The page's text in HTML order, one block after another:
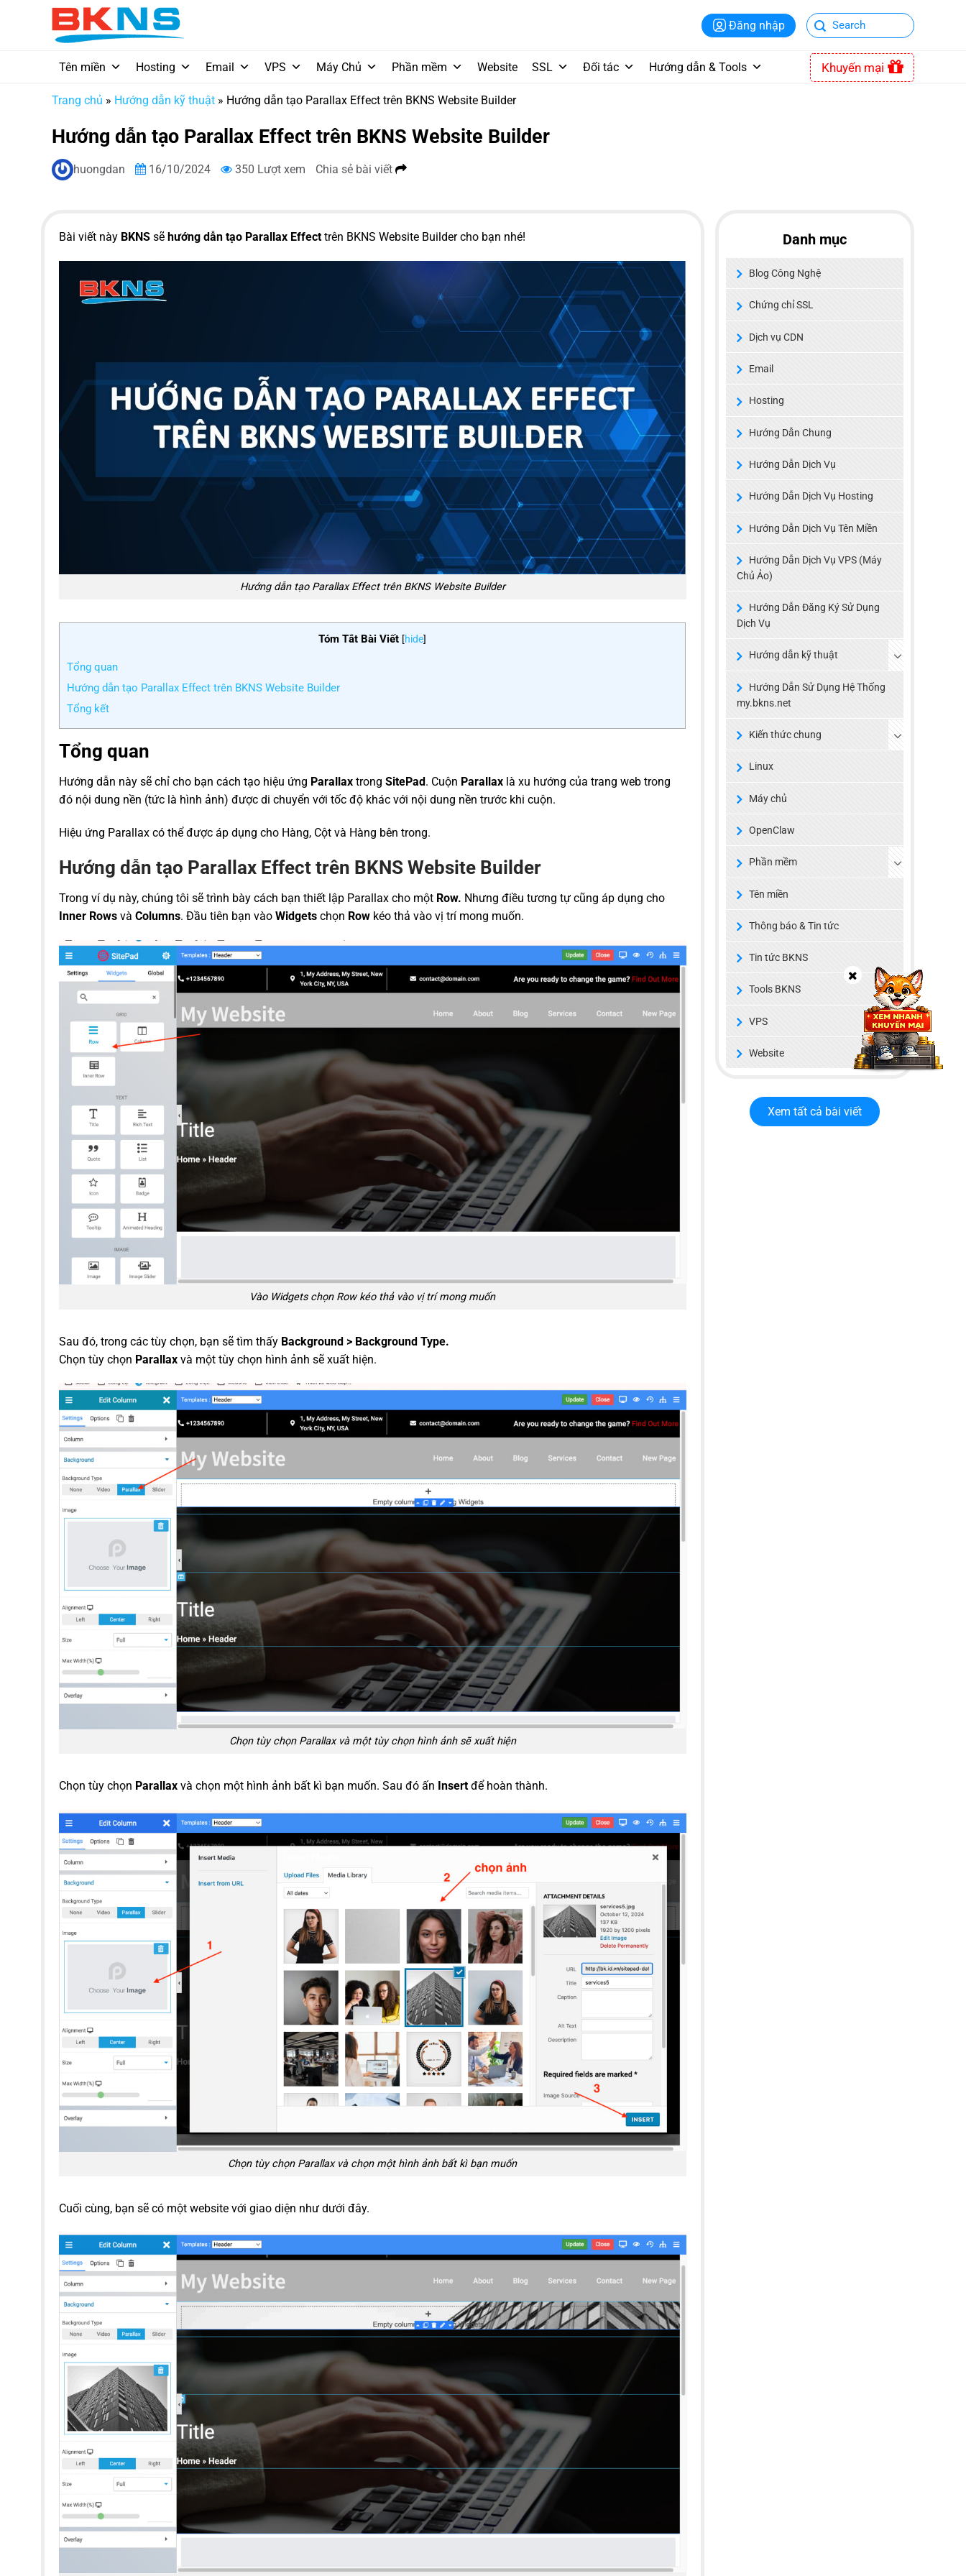
Đăng nhập
Tên miền Hosting Email VPS Máy Chủ Phần mềm Website SSL Đối tác Hướng dẫn & Tools Khuyến mại
Trang chủ » Hướng dẫn kỹ thuật » Hướng dẫn tạo Parallax Effect trên BKNS Website Builder
Hướng dẫn tạo Parallax Effect trên BKNS Website Builder
huongdan 16/10/2024 350 Lượt xem Chia sẻ bài viết
Bài viết này BKNS sẽ hướng dẫn tạo Parallax Effect trên BKNS Website Builder cho bạn nhé!
Hướng dẫn tạo Parallax Effect trên BKNS Website Builder
Tóm Tắt Bài Viết [hide]
Tổng quan
Hướng dẫn tạo Parallax Effect trên BKNS Website Builder
Tổng kết
Tổng quan
Hướng dẫn này sẽ chỉ cho bạn cách tạo hiệu ứng Parallax trong SitePad. Cuộn Parallax là xu hướng của trang web trong
đó nội dung nền (tức là hình ảnh) được di chuyển với tốc độ khác với nội dung nền trước khi cuộn.
Hiệu ứng Parallax có thể được áp dụng cho Hàng, Cột và Hàng bên trong.
Hướng dẫn tạo Parallax Effect trên BKNS Website Builder
Trong ví dụ này, chúng tôi sẽ trình bày cách bạn thiết lập Parallax cho một Row. Nhưng điều tương tự cũng áp dụng cho
Inner Rows và Columns. Đầu tiên bạn vào Widgets chọn Row kéo thả vào vị trí mong muốn.
Vào Widgets chọn Row kéo thả vào vị trí mong muốn
Sau đó, trong các tùy chọn, bạn sẽ tìm thấy Background > Background Type.
Chọn tùy chọn Parallax và một tùy chọn hình ảnh sẽ xuất hiện.
Chọn tùy chọn Parallax và một tùy chọn hình ảnh sẽ xuất hiện
Chọn tùy chọn Parallax và chọn một hình ảnh bất kì bạn muốn. Sau đó ấn Insert để hoàn thành.
Chọn tùy chọn Parallax và chọn một hình ảnh bất kì bạn muốn
Cuối cùng, bạn sẽ có một website với giao diện như dưới đây.
Danh mục
Blog Công Nghệ
Chứng chỉ SSL
Dịch vụ CDN
Email
Hosting
Hướng Dẫn Chung
Hướng Dẫn Dịch Vụ
Hướng Dẫn Dịch Vụ Hosting
Hướng Dẫn Dịch Vụ Tên Miền
Hướng Dẫn Dịch Vụ VPS (Máy
Chủ Ảo)
Hướng Dẫn Đăng Ký Sử Dụng
Dịch Vụ
Hướng dẫn kỹ thuật
Hướng Dẫn Sử Dụng Hệ Thống
my.bkns.net
Kiến thức chung
Linux
Máy chủ
OpenClaw
Phần mềm
Tên miền
Thông báo & Tin tức
Tin tức BKNS
Tools BKNS
VPS
Website
Xem tất cả bài viết